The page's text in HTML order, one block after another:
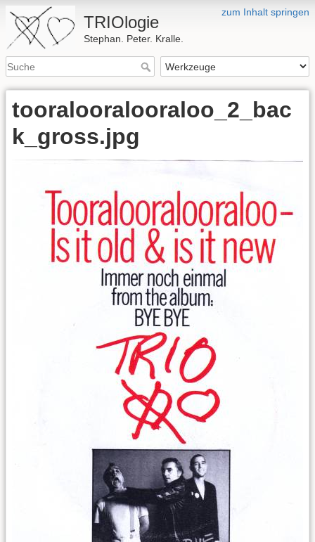
zum Inhalt springen
TRIOlogie
Stephan. Peter. Kralle.
tooralooralooraloo_2_bac
k_gross.jpg